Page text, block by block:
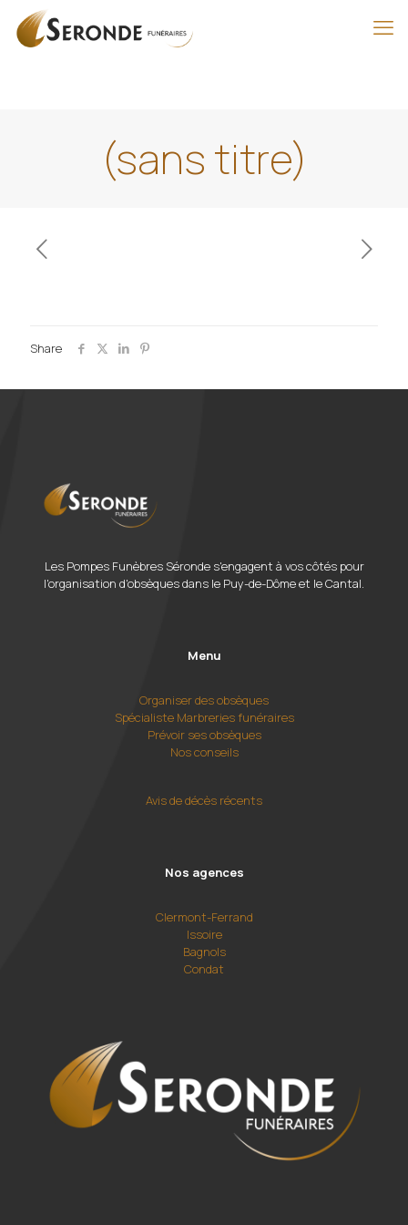
(sans titre)
Share
Les Pompes Funèbres Séronde s'engagent à vos côtés pour
l'organisation d'obsèques dans le Puy-de-Dôme et le Cantal.
Menu
Organiser des obsèques
Spécialiste Marbreries funéraires
Prévoir ses obsèques
Nos conseils
Avis de décès récents
Nos agences
Clermont-Ferrand
Issoire
Bagnols
Condat